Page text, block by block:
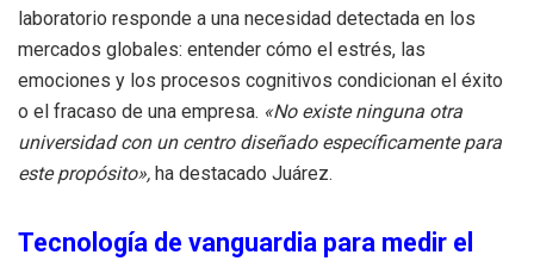
laboratorio responde a una necesidad detectada en los
mercados globales: entender cómo el estrés, las
emociones y los procesos cognitivos condicionan el éxito
o el fracaso de una empresa. «No existe ninguna otra
universidad con un centro diseñado específicamente para
este propósito», ha destacado Juárez.
Tecnología de vanguardia para medir el